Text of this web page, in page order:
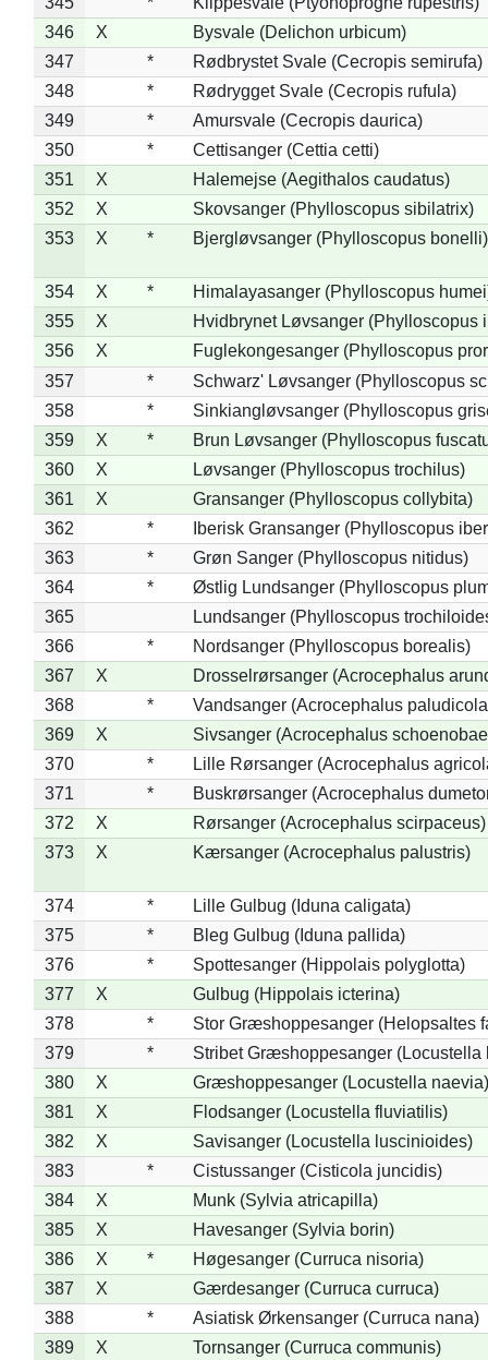
346
X
Bysvale (Delichon urbicum)
347
*
Rødbrystet Svale (Cecropis semirufa)
348
*
Rødrygget Svale (Cecropis rufula)
349
*
Amursvale (Cecropis daurica)
350
*
Cettisanger (Cettia cetti)
351
X
Halemejse (Aegithalos caudatus)
352
X
Skovsanger (Phylloscopus sibilatrix)
353
X * Bjergløvsanger (Phylloscopus bonelli)
354 X *
Himalayasanger (Phylloscopus
355
X
Hvidbrynet Løvsanger (Phylloscopus
356
X
Fuglekongesanger (Phylloscopus
357
*
Schwarz' Løvsanger (Phylloscopus
358
*
Sinkiangløvsanger (Phylloscopus
359
X *
Brun Løvsanger (Phylloscopus
360
X
Løvsanger (Phylloscopus trochilus)
361
X
Gransanger (Phylloscopus collybita)
362
*
Iberisk Gransanger (Phylloscopus
363
*
Grøn Sanger (Phylloscopus nitidus)
364
*
Østlig Lundsanger (Phylloscopus
365
Lundsanger (Phylloscopus
366
*
Nordsanger (Phylloscopus borealis)
367
X
Drosselrørsanger (Acrocephalus
368
*
Vandsanger (Acrocephalus
369
X
Sivsanger (Acrocephalus
370
*
Lille Rørsanger (Acrocephalus
371
*
Buskrørsanger (Acrocephalus
372
X
Rørsanger (Acrocephalus scirpaceus)
373
X Kærsanger (Acrocephalus palustris)
374 *
Lille Gulbug (Iduna caligata)
375
*
Bleg Gulbug (Iduna pallida)
376
*
Spottesanger (Hippolais polyglotta)
377
X
Gulbug (Hippolais icterina)
378
*
Stor Græshoppesanger (Helopsaltes
379
*
Stribet Græshoppesanger (Locustella
380
X
Græshoppesanger (Locustella naevia)
381
X
Flodsanger (Locustella fluviatilis)
382
X
Savisanger (Locustella luscinioides)
383
*
Cistussanger (Cisticola juncidis)
384
X
Munk (Sylvia atricapilla)
385
X
Havesanger (Sylvia borin)
386
X *
Høgesanger (Curruca nisoria)
387
X
Gærdesanger (Curruca curruca)
388
*
Asiatisk Ørkensanger (Curruca nana)
389
X
Tornsanger (Curruca communis)